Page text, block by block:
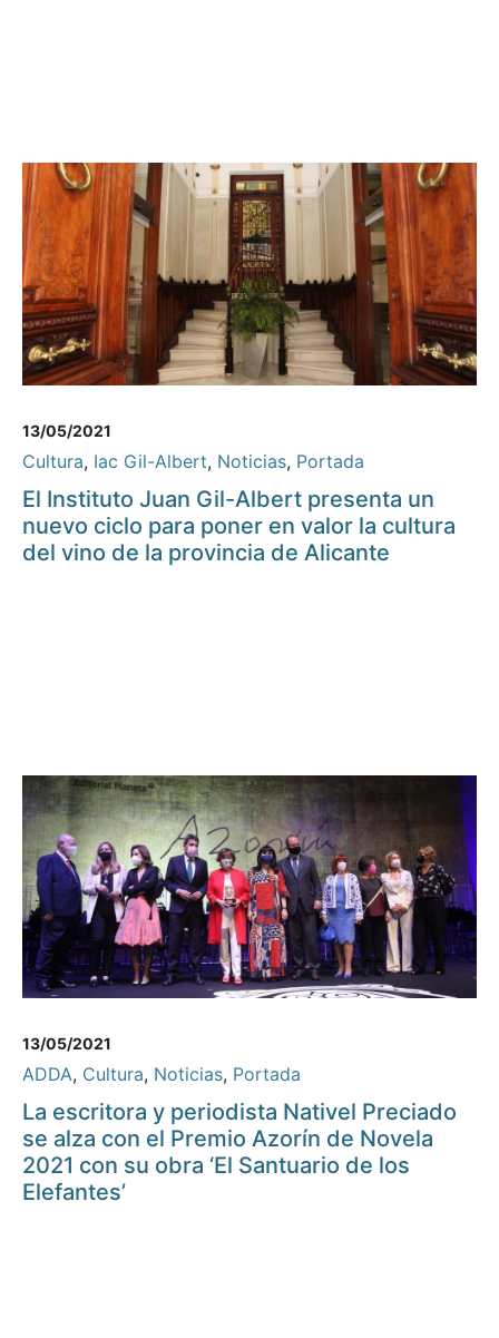
13/05/2021
Cultura, Iac Gil-Albert, Noticias, Portada
El Instituto Juan Gil-Albert presenta un
nuevo ciclo para poner en valor la cultura
del vino de la provincia de Alicante
13/05/2021
ADDA, Cultura, Noticias, Portada
La escritora y periodista Nativel Preciado
se alza con el Premio Azorín de Novela
2021 con su obra ‘El Santuario de los
Elefantes’